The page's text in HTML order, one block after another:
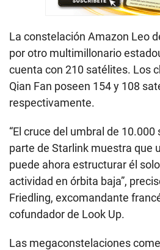
La constelación Amazon Leo
por otro multimillonario
cuenta con 210 satélites. Los
Qian Fan poseen 154 y 108
respectivamente.
“El cruce del umbral de
parte de Starlink muestra que
puede ahora estructurar él
actividad en órbita baja”,
Friedling, excomandante
cofundador de Look Up.
Las megaconstelaciones